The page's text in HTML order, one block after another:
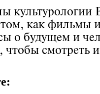
том, как фильмы
о будущем и
чтобы смотреть